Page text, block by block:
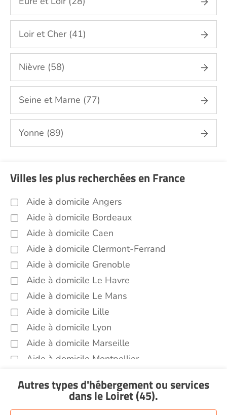
(45)
Soins esthétiques Loiret (45)
Autres aides à domicile Loiret (45)
Voir toutes les aides à domicile dans le Loiret (45)
Loir et Cher (41)
Nièvre (58)
Seine et Marne (77)
Yonne (89)
Villes les plus recherchées en France
Aide à domicile Angers
Aide à domicile Bordeaux
Aide à domicile Caen
Aide à domicile Clermont-Ferrand
Aide à domicile Grenoble
Aide à domicile Le Havre
Aide à domicile Le Mans
Aide à domicile Lille
Aide à domicile Lyon
Aide à domicile Marseille
Aide à domicile Montpellier
Aide à domicile Nice
Autres types d'hébergement ou services
dans le Loiret (45).